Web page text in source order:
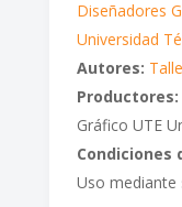
Diseñadores
Universidad
Autores:
Productores:
Gráfico UTE
Condiciones
Uso mediante